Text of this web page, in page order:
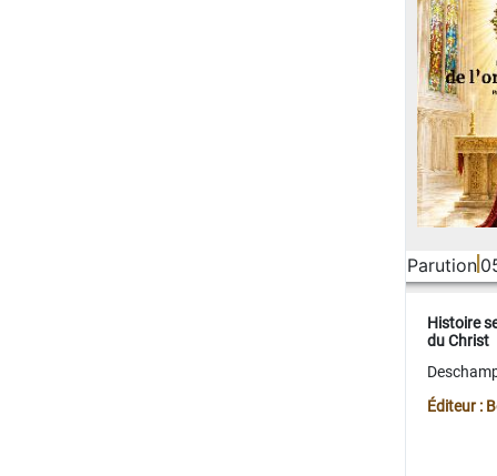
Parution
Histoire
du Christ
Éditeur :